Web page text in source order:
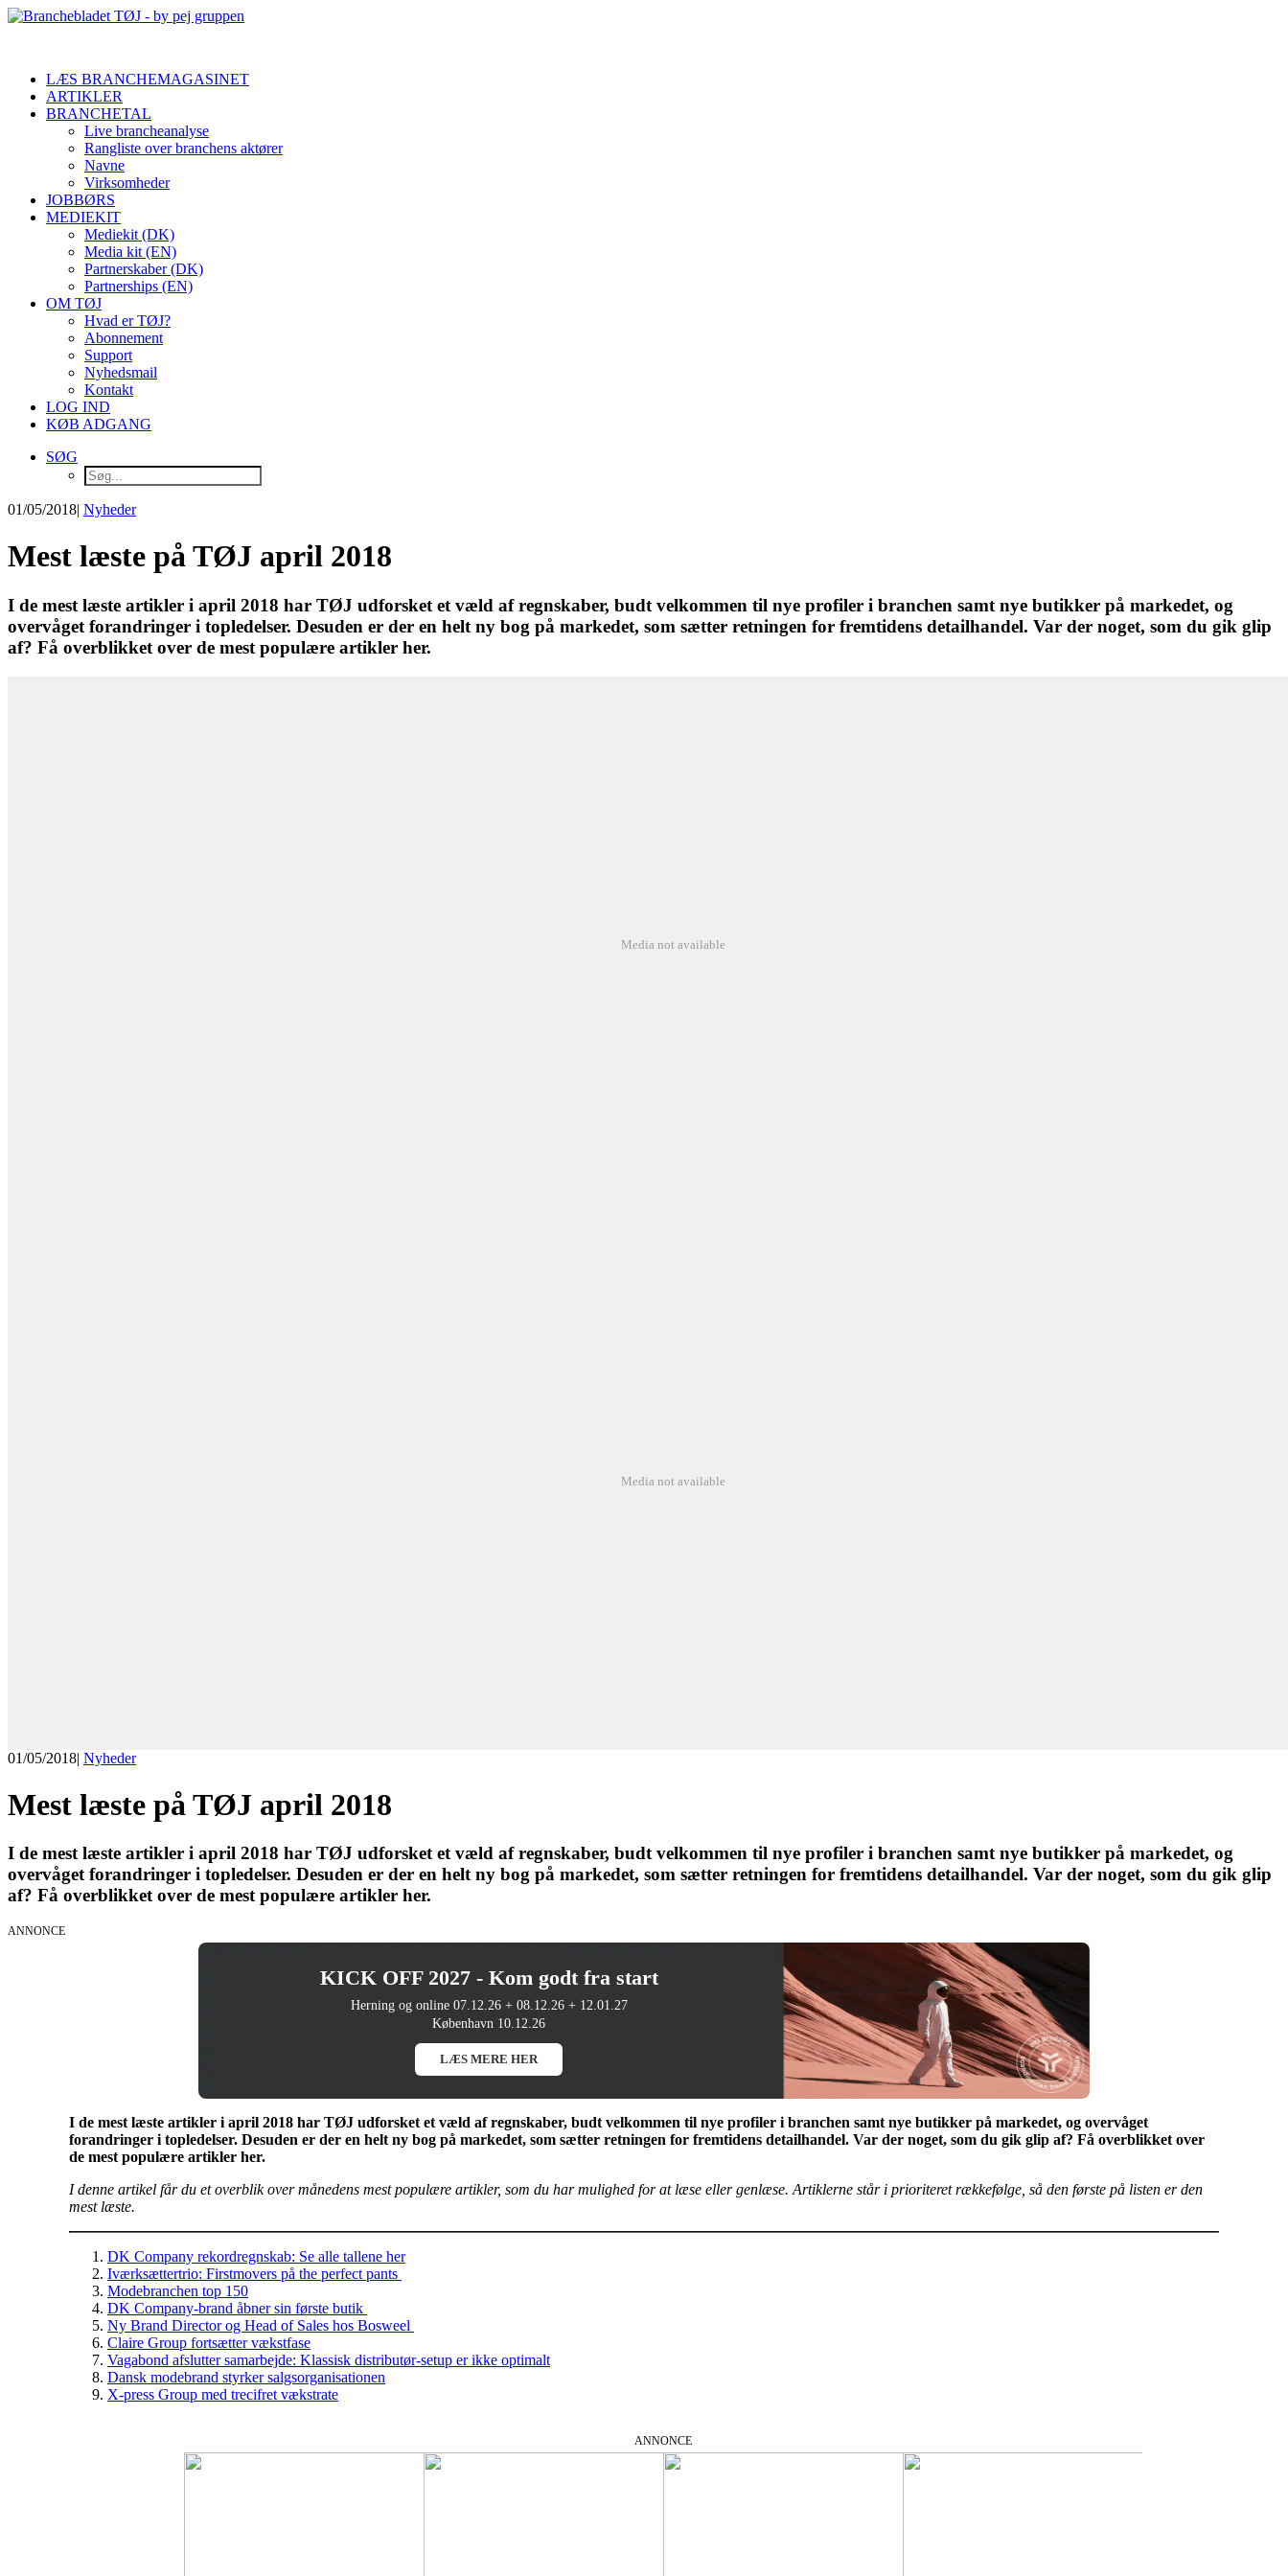
LÆS BRANCHEMAGASINET
ARTIKLER
BRANCHETAL
Live brancheanalyse
Rangliste over branchens aktører
Navne
Virksomheder
JOBBØRS
MEDIEKIT
Mediekit (DK)
Media kit (EN)
Partnerskaber (DK)
Partnerships (EN)
OM TØJ
Hvad er TØJ?
Abonnement
Support
Nyhedsmail
Kontakt
LOG IND
KØB ADGANG
SØG
01/05/2018| Nyheder
Mest læste på TØJ april 2018
I de mest læste artikler i april 2018 har TØJ udforsket et væld af regnskaber, budt velkommen til nye profiler i branchen samt nye butikker på markedet, og
overvåget forandringer i topledelser. Desuden er der en helt ny bog på markedet, som sætter retningen for fremtidens detailhandel. Var der noget, som du gik glip
af? Få overblikket over de mest populære artikler her.
Media not available
Media not available
01/05/2018| Nyheder
Mest læste på TØJ april 2018
I de mest læste artikler i april 2018 har TØJ udforsket et væld af regnskaber, budt velkommen til nye profiler i branchen samt nye butikker på markedet, og
overvåget forandringer i topledelser. Desuden er der en helt ny bog på markedet, som sætter retningen for fremtidens detailhandel. Var der noget, som du gik glip
af? Få overblikket over de mest populære artikler her.
ANNONCE
KICK OFF 2027 - Kom godt fra start
Herning og online 07.12.26 + 08.12.26 + 12.01.27
København 10.12.26
LÆS MERE HER
I de mest læste artikler i april 2018 har TØJ udforsket et væld af regnskaber, budt velkommen til nye profiler i branchen samt nye butikker på markedet, og overvåget
forandringer i topledelser. Desuden er der en helt ny bog på markedet, som sætter retningen for fremtidens detailhandel. Var der noget, som du gik glip af? Få overblikket over
de mest populære artikler her.
I denne artikel får du et overblik over månedens mest populære artikler, som du har mulighed for at læse eller genlæse. Artiklerne står i prioriteret rækkefølge, så den første på listen er den
mest læste.
DK Company rekordregnskab: Se alle tallene her
Iværksættertrio: Firstmovers på the perfect pants
Modebranchen top 150
DK Company-brand åbner sin første butik
Ny Brand Director og Head of Sales hos Bosweel
Claire Group fortsætter vækstfase
Vagabond afslutter samarbejde: Klassisk distributør-setup er ikke optimalt
Dansk modebrand styrker salgsorganisationen
X-press Group med trecifret vækstrate
ANNONCE